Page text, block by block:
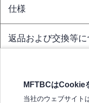
仕様
返品および交換等に
MFTBCはCookie
当社のウェブサイト